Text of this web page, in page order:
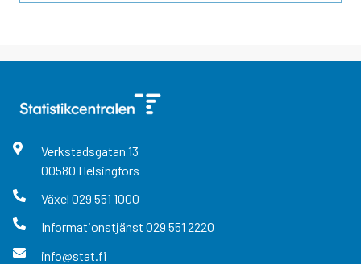
Verkstadsgatan 13
00580 Helsingfors
Växel 029 551 1000
Informationstjänst 029 551 2220
info@stat.fi